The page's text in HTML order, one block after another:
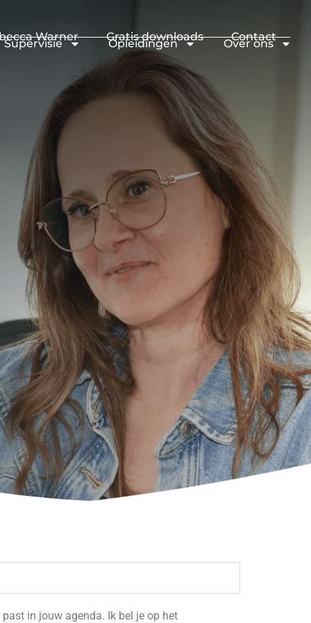
Warner Gratis downloads Contact
Supervisie Opleidingen Over ons
in jouw agenda. Ik bel je op het